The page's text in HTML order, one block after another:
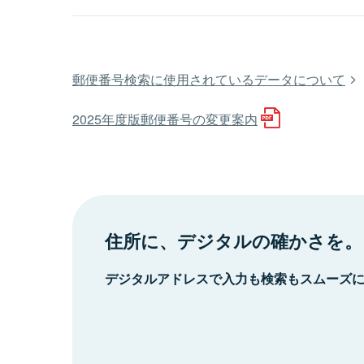
郵便番号検索に使用されているデータについて
2025年度版郵便番号の変更案内
住所に、デジタルの確かさを。
デジタルアドレスで入力も検索もスムーズ